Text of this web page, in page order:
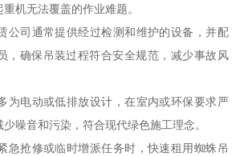
机无法覆盖的作业难题。
公司通常提供经过检测和维护的设备，并配
，确保吊装过程符合安全规范，减少事故风
为电动或低排放设计，在室内或环保要求严
噪音和污染，符合现代绿色施工理念。
急抢修或临时增派任务时，快速租用蜘蛛吊